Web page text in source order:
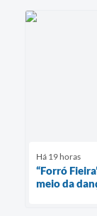
Há 19 horas
“Forró
meio da